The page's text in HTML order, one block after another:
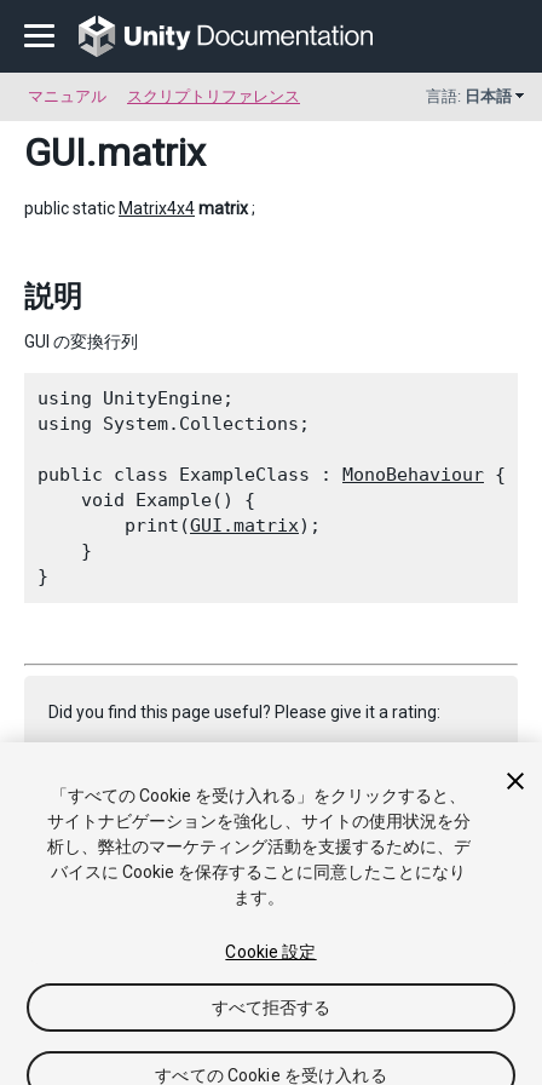
マニュアル スクリプトリファレンス 言語: 日本語
GUI.matrix
public static Matrix4x4matrix;
説明
GUI の変換行列
using UnityEngine;
using System.Collections;
public class ExampleClass : MonoBehaviour {
    void Example() {
        print(
GUI.matrix);
    }
Did you find this page useful? Please give it a rating:
Report a problem on this page
Copyright © 2017 Unity Technologies. Publication 2017.2
チュートリアル
Answers ナレッジベース
クッキー
私の個人情報を販売または共有しない
「すべての Cookie を受け入れる」をクリックすると、
サイトナビゲーションを強化し、サイトの使用状況を分
析し、弊社のマーケティング活動を支援するために、デ
バイスに Cookie を保存することに同意したことになり
ます。
Cookie 設定
すべて拒否する
すべての Cookie を受け入れる